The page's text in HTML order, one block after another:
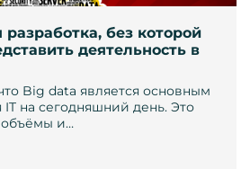
без которой
деятельность в
Big data является основным
на сегодняшний день. Это
объёмы и…